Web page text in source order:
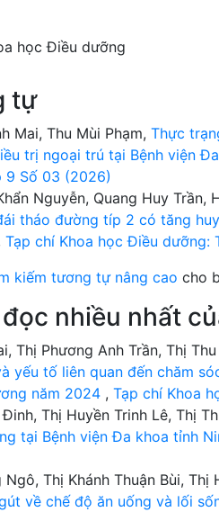
học Điều dưỡng
tự
Mai, Thu Mùi Phạm, Thực
trị ngoại trú tại Bệnh viện
9 Số 03 (2026)
Nguyễn, Quang Huy Trần,
tháo đường típ 2 có tăng
Tạp chí Khoa học Điều dưỡng:
kiếm tương tự nâng cao cho
nhiều nhất
Thị Phương Anh Trần, Thị
yếu tố liên quan đến chăm
năm 2024 , Tạp chí Khoa
Thị Huyền Trinh Lê, Thị
tại Bệnh viện Đa khoa tỉnh
Thị Khánh Thuận Bùi, Thị
về chế độ ăn uống và lối